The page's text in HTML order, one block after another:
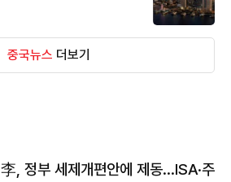
중국뉴스 더보기
李, 정부 세제개편안에 제동…ISA·주